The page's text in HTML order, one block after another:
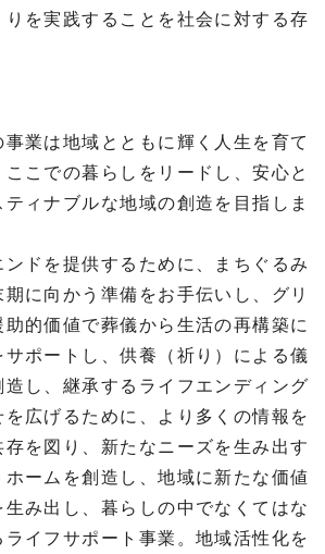
を実践することを社会に対する存
業は地域とともに輝く人生を育て
こでの暮らしをリードし、安心と
ィナブルな地域の創造を目指しま
ドを提供するために、まちぐるみ
に向かう準備をお手伝いし、グリ
的価値で葬儀から生活の再構築に
ポートし、供養（祈り）による儀
し、継承するライフエンディング
広げるために、より多くの情報を
を図り、新たなニーズを生み出す
ームを創造し、地域に新たな価値
み出し、暮らしの中でなくてはな
イフサポート事業。地域活性化を